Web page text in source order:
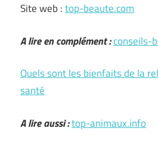
Site web :top-beaute.com
A lire en complément :conseils-
Quels sont les bienfaits de la
santé
A lire aussi :top-animaux.info